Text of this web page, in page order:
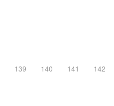
139 140 141
142